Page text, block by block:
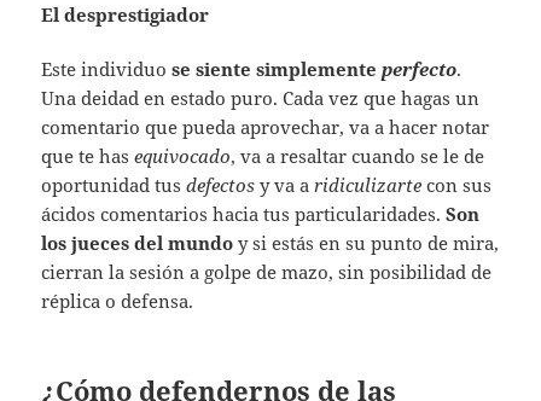
El desprestigiador
Este individuose siente simplementeperfecto.
Una deidad en estado puro. Cada vez que hagas un
comentario que pueda aprovechar, va a hacer notar
que te hasequivocado, va a resaltar cuando se le de
oportunidad tusdefectos y va aridiculizarte con sus
ácidos comentarios hacia tus particularidades.Son
los jueces del mundo y si estás en su punto de mira,
cierran la sesión a golpe de mazo, sin posibilidad de
réplica o defensa.
¿Cómo defendernos de las